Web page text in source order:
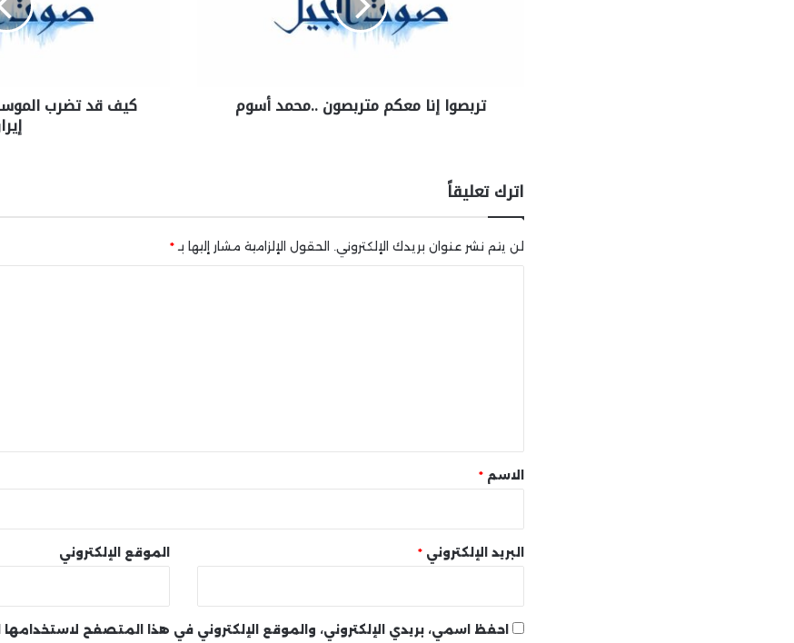
تربصوا إنا معكم متربصون ..محمد أسوم كيف قد تضرب
اترك تعليقاً
لن يتم نشر عنوان بريدك الإلكتروني. الحقول الإلزامية مشار إليها بـ *
* الاسم *
البريد الإلكتروني * الموقع الإلكتروني
احفظ اسمي، بريدي الإلكتروني، والموقع الإلكتروني في هذا المتصفح